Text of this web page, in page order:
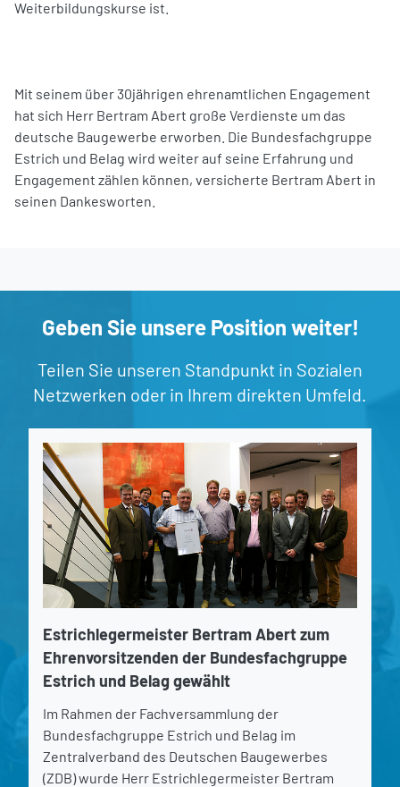
Weiterbildungskurse ist.
Mit seinem über 30jährigen ehrenamtlichen Engagement
hat sich Herr Bertram Abert große Verdienste um das
deutsche Baugewerbe erworben. Die Bundesfachgruppe
Estrich und Belag wird weiter auf seine Erfahrung und
Engagement zählen können, versicherte Bertram Abert in
seinen Dankesworten.
Geben Sie unsere Position weiter!
Teilen Sie unseren Standpunkt in Sozialen
Netzwerken oder in Ihrem direkten Umfeld.
Estrichlegermeister Bertram Abert zum
Ehrenvorsitzenden der Bundesfachgruppe
Estrich und Belag gewählt
Im Rahmen der Fachversammlung der
Bundesfachgruppe Estrich und Belag im
Zentralverband des Deutschen Baugewerbes
(ZDB) wurde Herr Estrichlegermeister Bertram